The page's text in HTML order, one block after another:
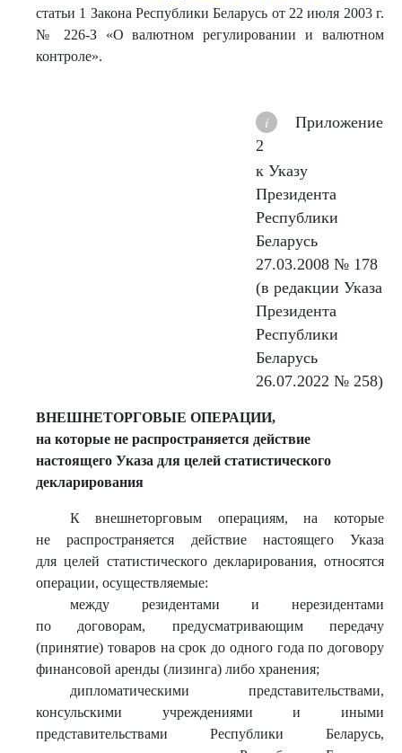
статьи 1 Закона Республики Беларусь от 22 июля 2003 г.
№ 226-З «О валютном регулировании и валютном
контроле».
Приложение
2
к Указу
Президента
Республики
Беларусь
27.03.2008 № 178
(в редакции Указа
Президента
Республики
Беларусь
26.07.2022 № 258)
ВНЕШНЕТОРГОВЫЕ ОПЕРАЦИИ,
на которые не распространяется действие
настоящего Указа для целей статистического
декларирования
К внешнеторговым операциям, на которые
не распространяется действие настоящего Указа
для целей статистического декларирования, относятся
операции, осуществляемые:
между резидентами и нерезидентами
по договорам, предусматривающим передачу
(принятие) товаров на срок до одного года по договору
финансовой аренды (лизинга) либо хранения;
дипломатическими представительствами,
консульскими учреждениями и иными
представительствами Республики Беларусь,